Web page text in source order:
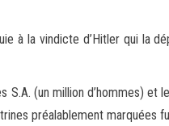
à la vindicte d’Hitler qui la
(un million d’hommes) et
préalablement marquées